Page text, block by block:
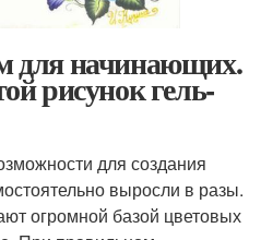
для начинающих.
рисунок гель-
для создания
выросли в разы.
огромной базой цветовых